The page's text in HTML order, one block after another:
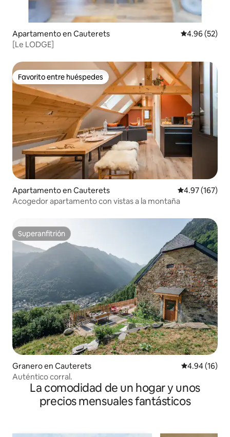
Apartamento en Cauterets Calificación
4.96 (52)
[Le LODGE]
Favorito entre huéspedes
Favorito entre huéspedes
Apartamento en Cauterets Calificación
4.97 (167)
Acogedor apartamento con vistas a la montaña
Superanfitrión
Superanfitrión
Granero en Cauterets Calificación
4.94 (16)
Auténtico corral.
La comodidad de un hogar y unos
precios mensuales fantásticos